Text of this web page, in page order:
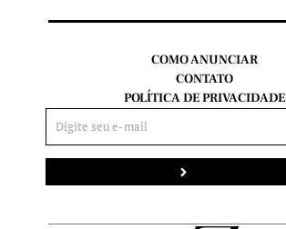
COMO ANUNCIAR
CONTATO
POLÍTICA DE PRIVACIDADE